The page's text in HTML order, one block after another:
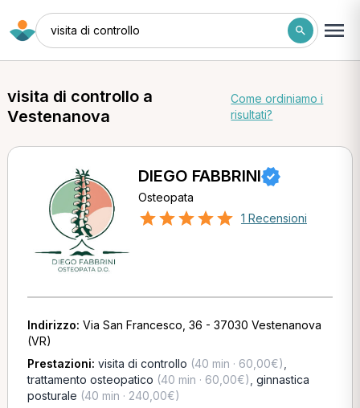
visita di controllo
visita di controllo a
Vestenanova
Come ordiniamo i
risultati?
DIEGO FABBRINI
Osteopata
1 Recensioni
Indirizzo: Via San Francesco, 36 - 37030 Vestenanova
(VR)
Prestazioni: visita di controllo (40 min · 60,00€)
trattamento osteopatico (40 min · 60,00€) ginnastica
posturale (40 min · 240,00€)